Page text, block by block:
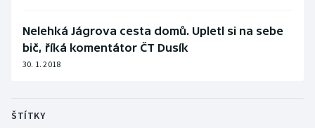
Nelehká Jágrova cesta domů. Upletl si na sebe
bič, říká komentátor ČT Dusík
30. 1. 2018
ŠTÍTKY